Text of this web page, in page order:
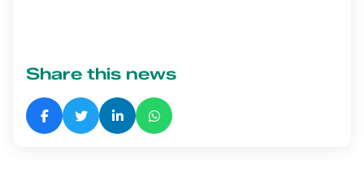
Share this news